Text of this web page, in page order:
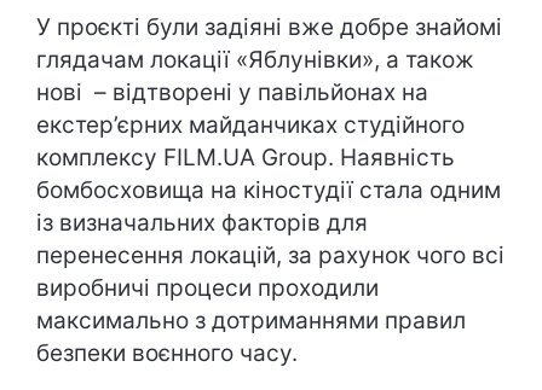
У проєкті були задіяні вже добре знайомі
глядачам локації «Яблунівки», а також
нові – відтворені у павільйонах на
екстер’єрних майданчиках студійного
комплексу FILM.UA Group. Наявність
бомбосховища на кіностудії стала одним
із визначальних факторів для
перенесення локацій, за рахунок чого всі
виробничі процеси проходили
максимально з дотриманнями правил
безпеки воєнного часу.